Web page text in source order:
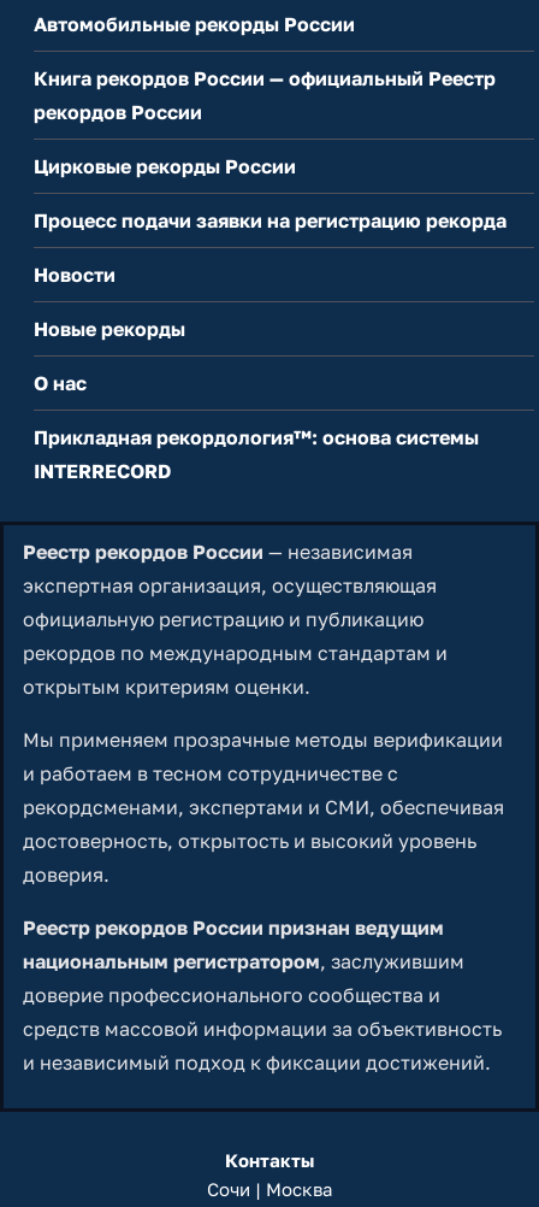
Автомобильные рекорды России
Книга рекордов России — официальный Реестр
рекордов России
Цирковые рекорды России
Процесс подачи заявки на регистрацию рекорда
Новости
Новые рекорды
О нас
Прикладная рекордология™: основа системы
INTERRECORD
Реестр рекордов России — независимая
экспертная организация, осуществляющая
официальную регистрацию и публикацию
рекордов по международным стандартам и
открытым критериям оценки.
Мы применяем прозрачные методы верификации
и работаем в тесном сотрудничестве с
рекордсменами, экспертами и СМИ, обеспечивая
достоверность, открытость и высокий уровень
доверия.
Реестр рекордов России признан ведущим
национальным регистратором, заслужившим
доверие профессионального сообщества и
средств массовой информации за объективность
и независимый подход к фиксации достижений.
Контакты
Сочи | Москва